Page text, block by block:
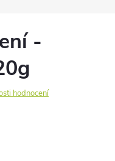
-
hodnocení